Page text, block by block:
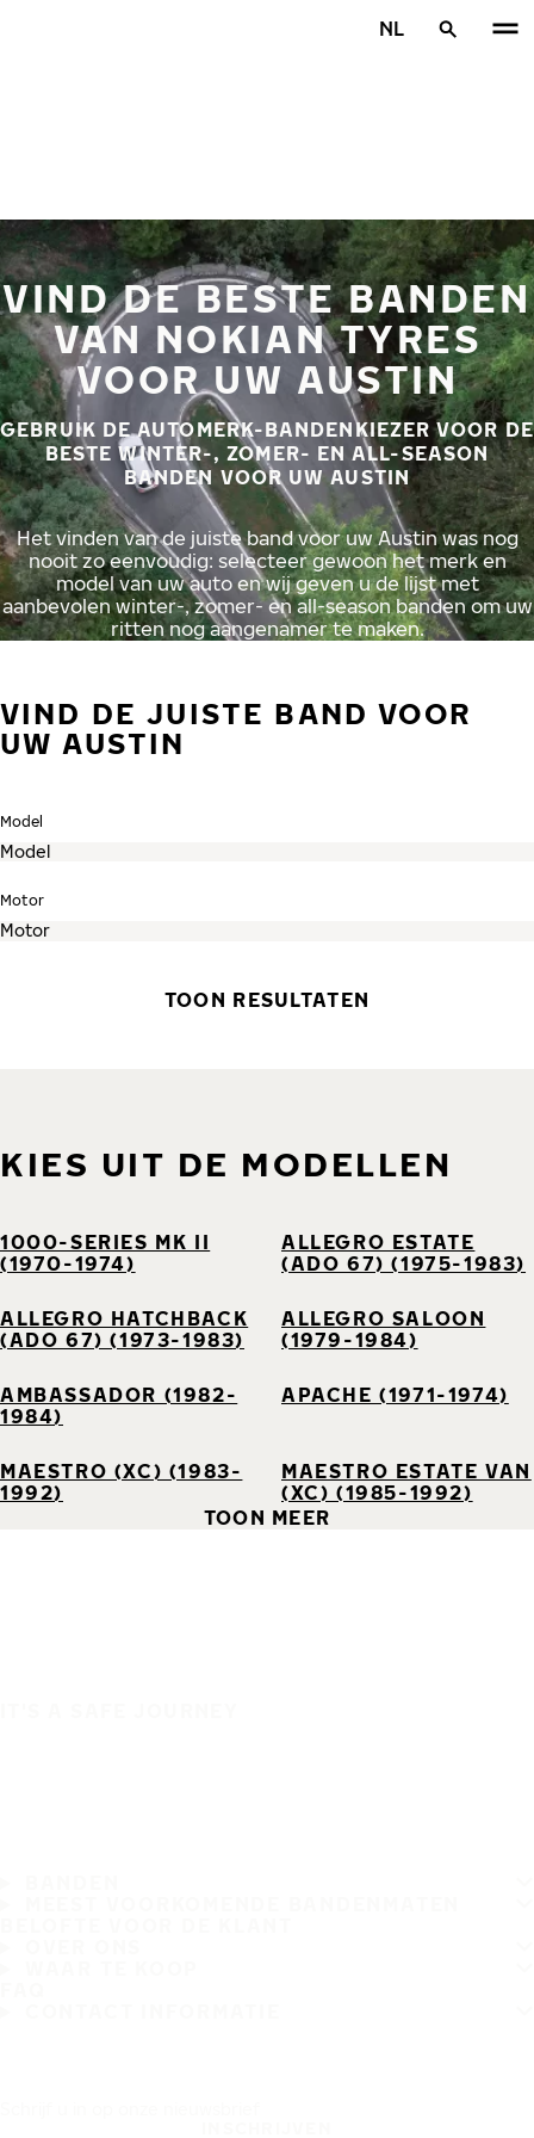
NL
VIND DE BESTE BANDEN
VAN NOKIAN TYRES
VOOR UW AUSTIN
GEBRUIK DE AUTOMERK-BANDENKIEZER VOOR DE
BESTE WINTER-, ZOMER- EN ALL-SEASON
BANDEN VOOR UW AUSTIN
Het vinden van de juiste band voor uw Austin was nog
nooit zo eenvoudig: selecteer gewoon het merk en
model van uw auto en wij geven u de lijst met
aanbevolen winter-, zomer- en all-season banden om uw
ritten nog aangenamer te maken.
VIND DE JUISTE BAND VOOR
UW AUSTIN
Model
Motor
TOON RESULTATEN
KIES UIT DE MODELLEN
1000-SERIES MK II
(1970-1974)
ALLEGRO ESTATE
(ADO 67) (1975-1983)
ALLEGRO HATCHBACK
(ADO 67) (1973-1983)
ALLEGRO SALOON
(1979-1984)
AMBASSADOR (1982-
1984)
APACHE (1971-1974)
MAESTRO (XC) (1983-
1992)
MAESTRO ESTATE VAN
(XC) (1985-1992)
TOON MEER